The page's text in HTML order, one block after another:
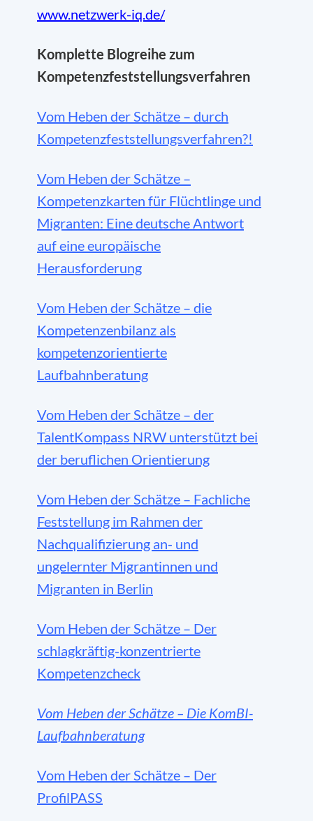
www.netzwerk-iq.de/
Komplette Blogreihe zum
Kompetenzfeststellungsverfahren
Vom Heben der Schätze – durch
Kompetenzfeststellungsverfahren?!
Vom Heben der Schätze –
Kompetenzkarten für Flüchtlinge und
Migranten: Eine deutsche Antwort
auf eine europäische
Herausforderung
Vom Heben der Schätze – die
Kompetenzenbilanz als
kompetenzorientierte
Laufbahnberatung
Vom Heben der Schätze – der
TalentKompass NRW unterstützt bei
der beruflichen Orientierung
Vom Heben der Schätze – Fachliche
Feststellung im Rahmen der
Nachqualifizierung an- und
ungelernter Migrantinnen und
Migranten in Berlin
Vom Heben der Schätze – Der
schlagkräftig-konzentrierte
Kompetenzcheck
Vom Heben der Schätze – Die KomBI-
Laufbahnberatung
Vom Heben der Schätze – Der
ProfilPASS